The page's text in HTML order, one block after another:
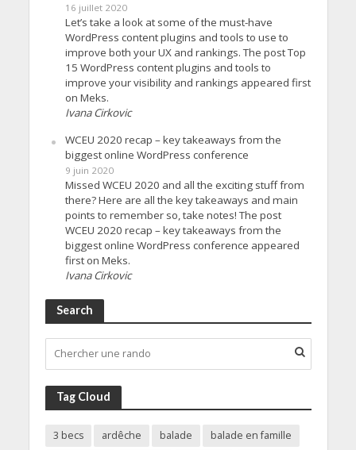
16 juillet 2020
Let’s take a look at some of the must-have
WordPress content plugins and tools to use to
improve both your UX and rankings. The post Top
15 WordPress content plugins and tools to
improve your visibility and rankings appeared first
on Meks.
Ivana Cirkovic
WCEU 2020 recap – key takeaways from the
biggest online WordPress conference
9 juin 2020
Missed WCEU 2020 and all the exciting stuff from
there? Here are all the key takeaways and main
points to remember so, take notes! The post
WCEU 2020 recap – key takeaways from the
biggest online WordPress conference appeared
first on Meks.
Ivana Cirkovic
Search
Tag Cloud
3 becs ardêche balade
balade en famille